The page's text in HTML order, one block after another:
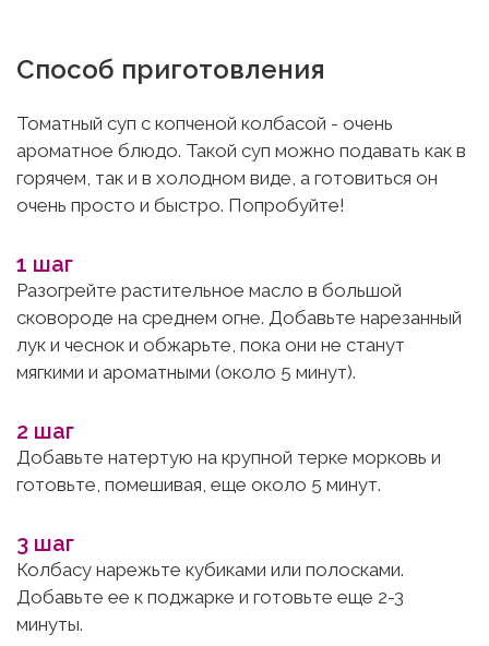
Способ приготовления
Томатный суп с копченой колбасой - очень
ароматное блюдо. Такой суп можно подавать как в
горячем, так и в холодном виде, а готовиться он
очень просто и быстро. Попробуйте!
1 шаг
Разогрейте растительное масло в большой
сковороде на среднем огне. Добавьте нарезанный
лук и чеснок и обжарьте, пока они не станут
мягкими и ароматными (около 5 минут).
2 шаг
Добавьте натертую на крупной терке морковь и
готовьте, помешивая, еще около 5 минут.
3 шаг
Колбасу нарежьте кубиками или полосками.
Добавьте ее к поджарке и готовьте еще 2-3
минуты.